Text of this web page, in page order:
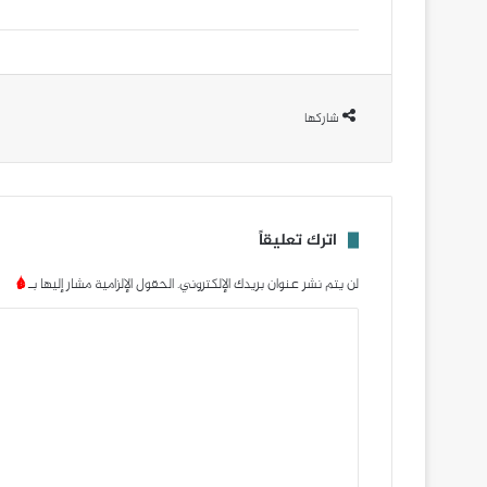
شاركها
اترك تعليقاً
لن يتم نشر عنوان بريدك الإلكتروني.الحقول الإلزامية مشار إليها بـ*